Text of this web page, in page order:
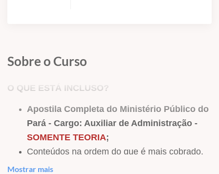
Sobre o Curso
O QUE ESTÁ INCLUSO?
Apostila Completa do Ministério Público do
Pará - Cargo: Auxiliar de Administração -
SOMENTE TEORIA;
Conteúdos na ordem do que é mais cobrado,
só o Hertz Concursos faz isso!
Mostrar mais